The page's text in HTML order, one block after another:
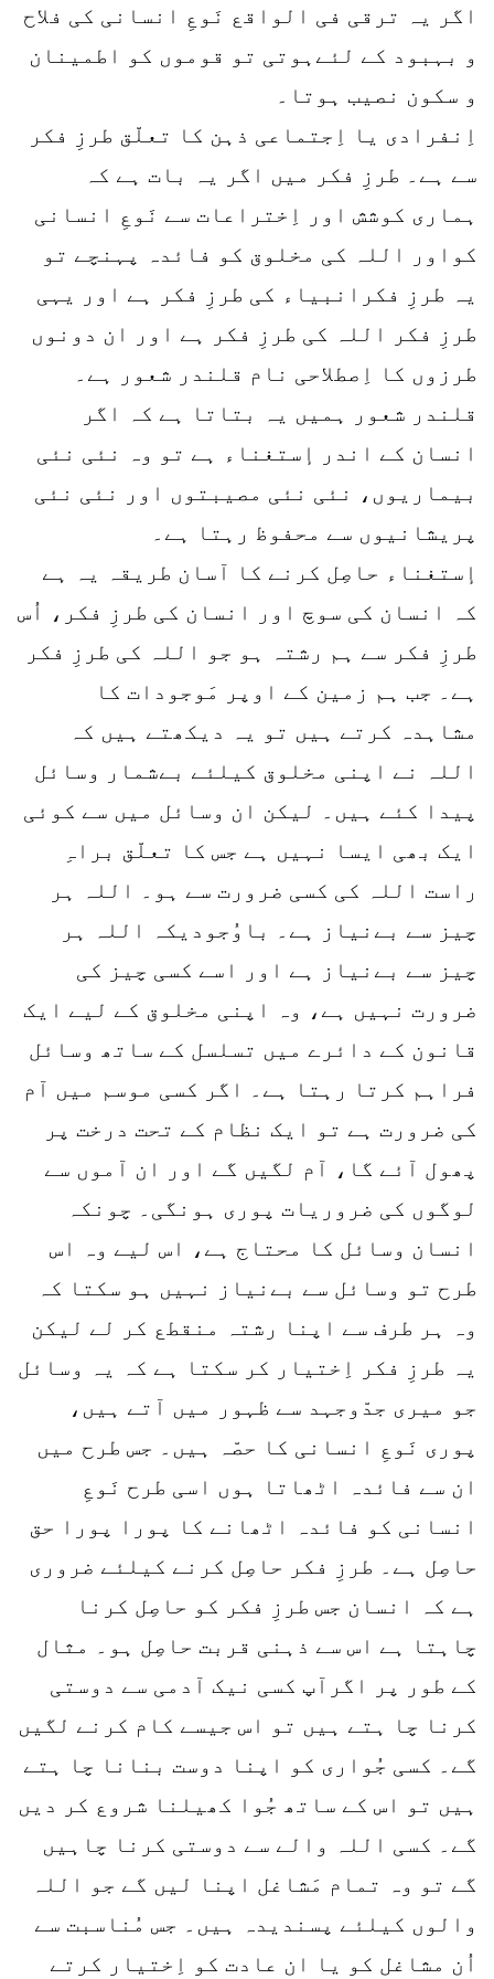
اگر یہ ترقی فی الواقع نَوعِ انسانی کی فلاح
و بہبود کے لئےہوتی تو قوموں کو اطمینان
و سکون نصیب ہوتا۔
اِنفرادی یا اِجتماعی ذہن کا تعلّق طرزِ فکر
سے ہے۔ طرزِ فکر میں اگر یہ بات ہے کہ
ہماری کوشش اور اِختراعات سے نَوعِ انسانی
کواور اللہ کی مخلوق کو فائدہ پہنچے تو
یہ طرزِ فکرانبیاء کی طرزِ فکر ہے اور یہی
طرزِ فکر اللہ کی طرزِ فکر ہے اور ان دونوں
طرزوں کا اِصطلاحی نام قلندر شعور ہے۔
قلندر شعور ہمیں یہ بتاتا ہے کہ اگر
انسان کے اندر إستغناء ہے تو وہ نئی نئی
بیماریوں، نئی نئی مصیبتوں اور نئی نئی
پریشانیوں سے محفوظ رہتا ہے۔
إستغناء حاصِل کرنے کا آسان طریقہ یہ ہے
کہ انسان کی سوچ اور انسان کی طرزِ فکر، اُس
طرزِ فکر سے ہم رشتہ ہو جو اللہ کی طرزِ فکر
ہے۔ جب ہم زمین کے اوپر مَوجودات کا
مشاہدہ کرتے ہیں تو یہ دیکھتے ہیں کہ
اللہ نے اپنی مخلوق کیلئے بےشمار وسائل
پیدا کئے ہیں۔ لیکن ان وسائل میں سے کوئی
ایک بھی ایسا نہیں ہے جس کا تعلّق براہِ
راست اللہ کی کسی ضرورت سے ہو۔ اللہ ہر
چیز سے بےنیاز ہے۔ باوُجودیکہ اللہ ہر
چیز سے بےنیاز ہے اور اسے کسی چیز کی
ضرورت نہیں ہے، وہ اپنی مخلوق کے لیے ایک
قانون کے دائرے میں تسلسل کے ساتھ وسائل
فراہم کرتا رہتا ہے۔ اگر کسی موسم میں آم
کی ضرورت ہے تو ایک نظام کے تحت درخت پر
پھول آئے گا، آم لگیں گے اور ان آموں سے
لوگوں کی ضروریات پوری ہونگی۔ چونکہ
انسان وسائل کا محتاج ہے، اس لیے وہ اس
طرح تو وسائل سے بےنیاز نہیں ہو سکتا کہ
وہ ہر طرف سے اپنا رشتہ منقطع کر لے لیکن
یہ طرزِ فکر اِختیار کر سکتا ہے کہ یہ وسائل
جو میری جدّوجہد سے ظہور میں آتے ہیں،
پوری نَوعِ انسانی کا حصّہ ہیں۔ جس طرح میں
ان سے فائدہ اٹھاتا ہوں اسی طرح نَوعِ
انسانی کو فائدہ اٹھانے کا پورا پورا حق
حاصِل ہے۔ طرزِ فکر حاصِل کرنے کیلئے ضروری
ہے کہ انسان جس طرزِ فکر کو حاصِل کرنا
چاہتا ہے اس سے ذہنی قربت حاصِل ہو۔ مثال
کے طور پر اگرآپ کسی نیک آدمی سے دوستی
کرنا چا ہتے ہیں تو اس جیسے کام کرنے لگیں
گے۔ کسی جُواری کو اپنا دوست بنانا چا ہتے
ہیں تو اس کے ساتھ جُوا کھیلنا شروع کر دیں
گے۔ کسی اللہ والے سے دوستی کرنا چاہیں
گے تو وہ تمام مَشاغل اپنا لیں گے جو اللہ
والوں کیلئے پسندیدہ ہیں۔ جس مُناسبت سے
اُن مشاغل کو یا ان عادت کو اِختیار کرتے